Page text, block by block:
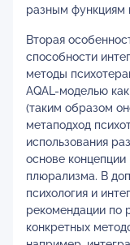
разным функциям
Вторая
способности
методы
AQAL-моделью
(таким образом
метаподход
использования
основе концепции
плюрализма. В
психология и
рекомендации по
конкретных